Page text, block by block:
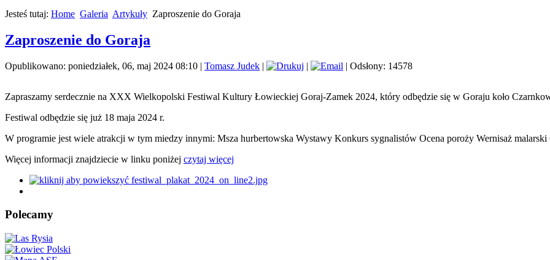
Jesteś tutaj: Home Galeria Artykuły Zaproszenie do Goraja
Zaproszenie do Goraja
Opublikowano: poniedziałek, 06, maj 2024 08:10 | Tomasz Judek | | | Odsłony: 14578
Zapraszamy serdecznie na XXX Wielkopolski Festiwal Kultury Łowieckiej Goraj-Zamek 2024, który odbędzie się w Goraju koło
Festiwal odbędzie się już 18 maja 2024 r.
W programie jest wiele atrakcji w tym miedzy innymi: Msza hurbertowska Wystawy Konkurs sygnalistów Ocena poroży Wernisaż
Więcej informacji znajdziecie w linku poniżej czytaj więcej
Polecamy